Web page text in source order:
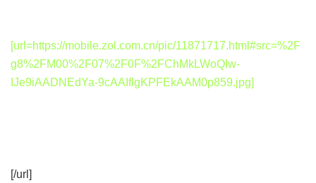
[url=https://mobile.zol.com.cn/pic/11871717.html#src=%2F
g8%2FM00%2F07%2F0F%2FChMkLWoQIw-
IJe9iAADNEdYa-9cAAIflgKPFEkAAM0p859.jpg]
[/url]